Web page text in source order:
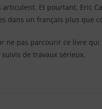
articulent. Et pourtant, Eric
dans un français plus que
ne pas parcourir ce livre
suivis de travaux sérieux.